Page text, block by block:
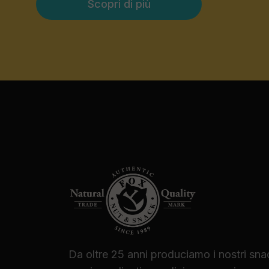
Scopri di più
Da oltre 25 anni produciamo i nostri